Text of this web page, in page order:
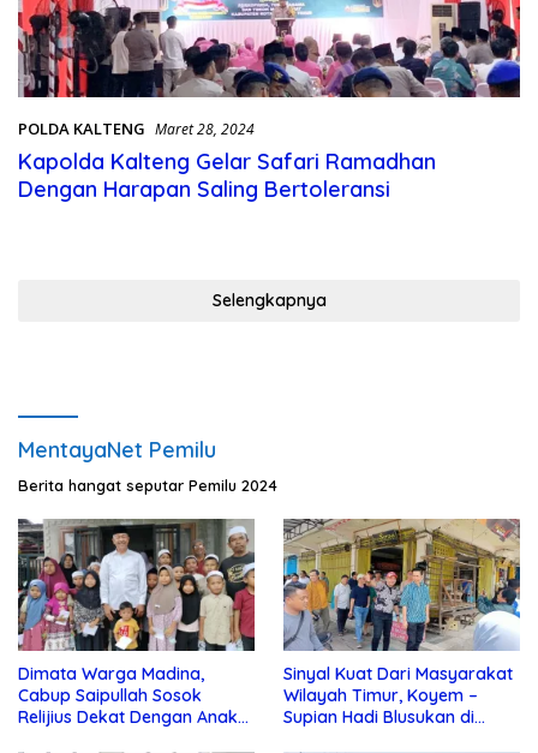
POLDA KALTENG Maret 28, 2024
Kapolda Kalteng Gelar Safari Ramadhan
Dengan Harapan Saling Bertoleransi
Selengkapnya
MentayaNet Pemilu
Berita hangat seputar Pemilu 2024
Dimata Warga Madina,
Cabup Saipullah Sosok
Relijius Dekat Dengan Anak
Sinyal Kuat Dari Masyarakat
Wilayah Timur, Koyem –
Supian Hadi Blusukan di